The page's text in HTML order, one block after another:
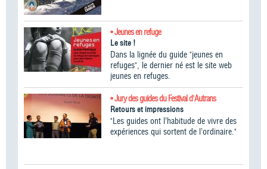
• Jeunes en refuge
Le site !
Dans la lignée du guide "jeunes en
refuges", le dernier né est le site web
jeunes en refuges.
• Jury des guides du Festival d'Autrans
Retours et impressions
"Les guides ont l’habitude de vivre des
expériences qui sortent de l’ordinaire."